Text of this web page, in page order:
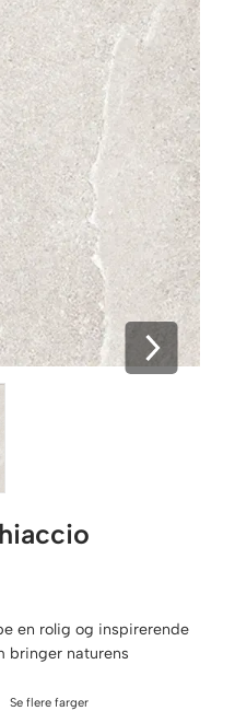
en rolig og inspirerende
naturens
Se flere farger